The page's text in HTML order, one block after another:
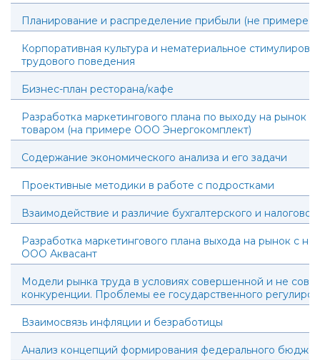
Планирование и распределение прибыли (не примере
Корпоративная культура и нематериальное
трудового поведения
Бизнес-план ресторана/кафе
Разработка маркетингового плана по выходу на рынок
товаром (на примере ООО Энергокомплект)
Содержание экономического анализа и его задачи
Проективные методики в работе с подростками
Взаимодействие и различие бухгалтерского и
Разработка маркетингового плана выхода на рынок с
ООО Аквасант
Модели рынка труда в условиях совершенной и не
конкуренции. Проблемы ее государственного
Взаимосвязь инфляции и безработицы
Анализ концепций формирования федерального